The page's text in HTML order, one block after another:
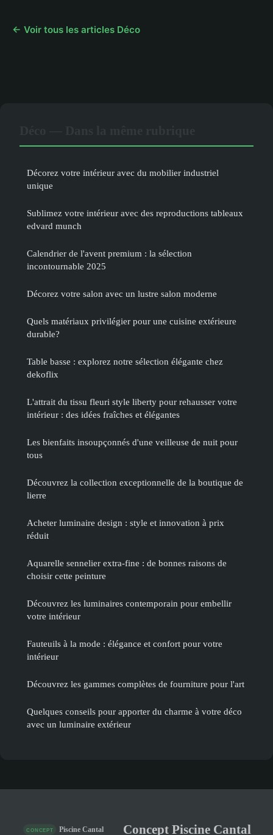
← Voir tous les articles Déco
Décorez votre intérieur avec du mobilier industriel
unique
Sublimez votre intérieur avec des reproductions tableaux
edvard munch
Calendrier de l'avent premium : la sélection
incontournable 2025
Décorez votre salon avec un lustre salon moderne
Quels matériaux privilégier pour une cuisine extérieure
durable?
Table basse : explorez notre sélection élégante chez
dekoflix
L'attrait du tissu fleuri style liberty pour rehausser votre
intérieur : des idées fraîches et élégantes
Les bienfaits insoupçonnés d'une veilleuse de nuit pour
tous
Découvrez la collection exceptionnelle de la boutique de
lierre
Acheter luminaire design : style et innovation à prix
réduit
Aquarelle sennelier extra-fine : de bonnes raisons de
choisir cette peinture
Découvrez les luminaires contemporain pour embellir
votre intérieur
Fauteuils à la mode : élégance et confort pour votre
intérieur
Découvrez les gammes complètes de fourniture pour l'art
Quelques conseils pour apporter du charme à votre déco
avec un luminaire extérieur
Concept Piscine Cantal